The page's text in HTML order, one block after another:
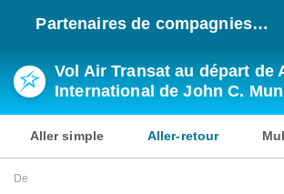
Partenaires de compagnies
Vol Air Transat au départ de
International de John C.
Aller simple Aller-retour
De